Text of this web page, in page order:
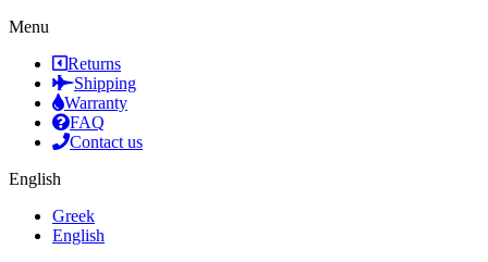
Menu
Returns
Shipping
Warranty
FAQ
Contact us
English
Greek
English